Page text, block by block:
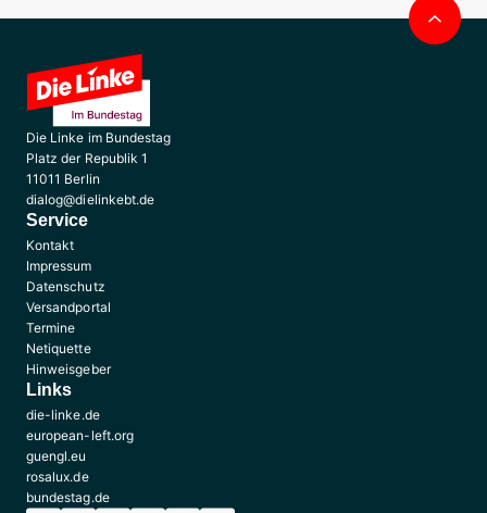
Die Linke im Bundestag
Platz der Republik 1
11011 Berlin
dialog@dielinkebt.de
Service
Kontakt
Impressum
Datenschutz
Versandportal
Termine
Netiquette
Hinweisgeber
Links
die-linke.de
european-left.org
guengl.eu
rosalux.de
bundestag.de